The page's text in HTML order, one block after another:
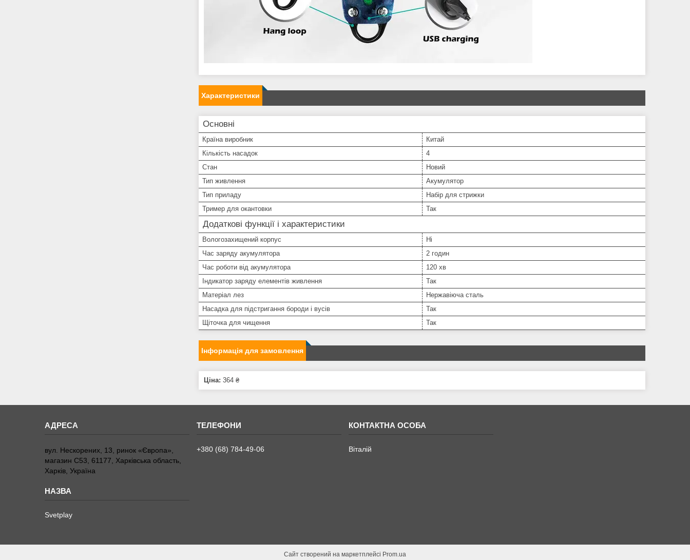
Характеристики
Основні
Країна виробник
Китай
Кількість насадок
4
Стан
Новий
Тип живлення
Акумулятор
Тип приладу
Набір для стрижки
Тример для окантовки
Так
Додаткові функції і характеристики
Вологозахищений корпус
Ні
Час заряду акумулятора
2 годин
Час роботи від акумулятора
120 хв
Індикатор заряду елементів живлення
Так
Матеріал лез
Нержавіюча сталь
Насадка для підстригання бороди і вусів
Так
Щіточка для чищення
Так
Інформація для замовлення
Ціна: 364 ₴
вул. Нескорених, 13, ринок «Європа»,
магазин С53, 61177, Харківська область,
Харків, Україна
Svetplay
+380 (68) 784-49-06 Віталій
Сайт створений на маркетплейсі Prom.ua